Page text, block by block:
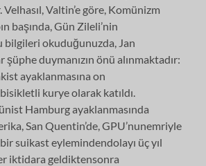
Valtin’e göre, Komünizm
başında, Gün Zileli’nin
bilgileri okuduğunuzda, Jan
şüphe duymanızın önü alınmaktadır:
ayaklanmasına on
kurye olarak katıldı.
Hamburg ayaklanmasında
San Quentin’de, GPU’nunemriyle
suikast eylemindendolayı üç yıl
iktidara geldiktensonra